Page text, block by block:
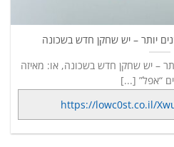
יותר – יש שחקן חדש בשכונה
– יש שחקן חדש בשכונה, או: מאיזה
“אפל” [...]
https://lowc0st.co.il/